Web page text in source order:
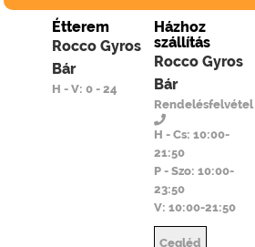
Étterem
Rocco Gyros
Bár
H - V: 0 - 24
Házhoz
szállítás
Rocco Gyros
Bár
Rendelésfelvétel
H - Cs: 10:00-
21:50
P - Szo: 10:00-
23:50
V: 10:00-21:50
Cegléd